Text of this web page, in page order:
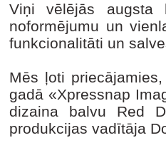
Viņi vēlējās augsta
noformējumu un
funkcionalitāti un
Mēs ļoti
gadā «Xpressnap
dizaina balvu Red
produkcijas vadītāja